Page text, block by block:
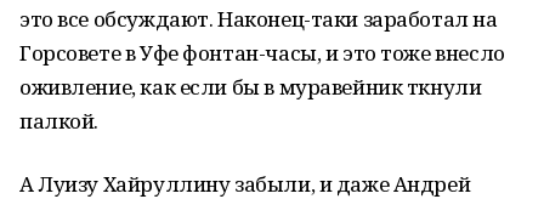
это все обсуждают. Наконец-таки заработал на
Горсовете в Уфе фонтан-часы, и это тоже внесло
оживление, как если бы в муравейник ткнули
палкой.
А Луизу Хайруллину забыли, и даже Андрей